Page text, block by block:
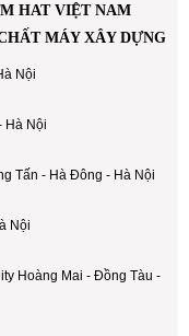
HAT VIỆT NAM
MÁY XÂY DỰNG
Nội
Hà Nội
Tấn - Hà Đông - Hà Nội
Nội
Hoàng Mai - Đồng Tàu -